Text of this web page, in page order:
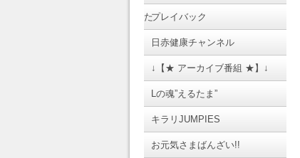
たプレイバック
日赤健康チャンネル
↓【★ アーカイブ番組 ★】↓
Lの魂”えるたま”
キラリJUMPIES
お元気さまばんざい!!